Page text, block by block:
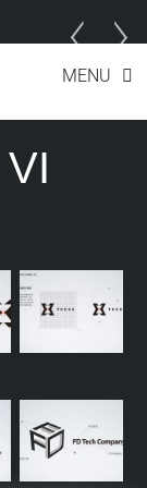
MENU